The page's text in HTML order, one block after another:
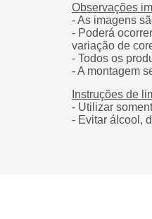
Observações
- As imagens
- Poderá
variação de
- Todos os
- A montagem
Instruções de
- Utilizar
- Evitar álcool,